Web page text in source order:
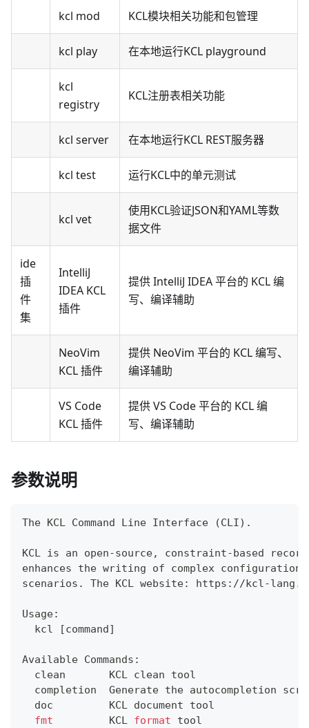
kcl mod KCL模块相关功能和包管理
kcl play 在本地运行KCL playground
kcl
registry
KCL注册表相关功能
kcl server 在本地运行KCL REST服务器
kcl test 运行KCL中的单元测试
kcl vet
使用KCL验证JSON和YAML等数
据文件
ide
插
件
集
IntelliJ
IDEA KCL
插件
提供 IntelliJ IDEA 平台的 KCL 编
写、编译辅助
NeoVim
KCL 插件
提供 NeoVim 平台的 KCL 编写、
编译辅助
VS Code
KCL 插件
提供 VS Code 平台的 KCL 编
写、编译辅助
参数说明
The KCL Command Line Interface (CLI) .
KCL is an open-source, constraint-based
enhances the writing of complex
scenarios. The KCL website: https://kcl-
Usage:
  kcl
[command]
Available Commands:
  clean       KCL clean tool
completion  Generate the autocompletion
  doc         KCL document tool
fmt
         KCL
format tool